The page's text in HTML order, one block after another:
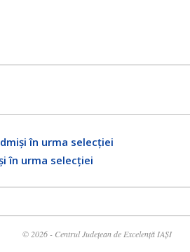
în urma selecției
în urma selecției
© 2026 - Centrul Județean de Excelență IAȘI